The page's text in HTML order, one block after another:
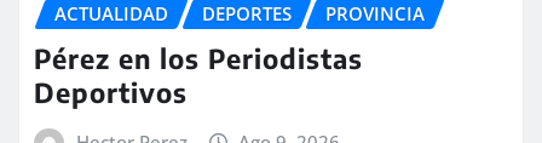
ACTUALIDAD DEPORTES PROVINCIA
Pérez en los Periodistas
Deportivos